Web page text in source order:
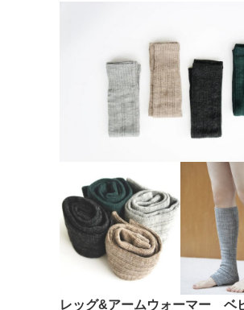
レッグ&アームウォーマー ベ